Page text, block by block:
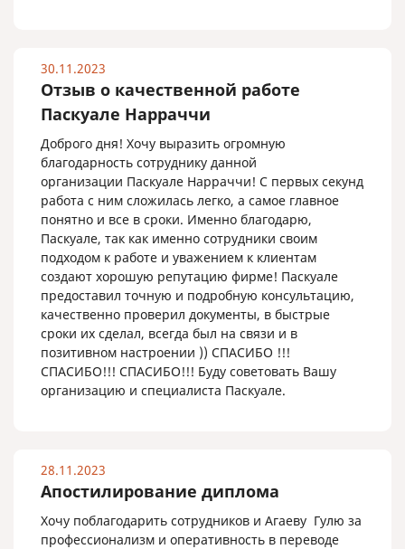
30.11.2023
Отзыв о качественной работе
Паскуале Нарраччи
Доброго дня! Хочу выразить огромную
благодарность сотруднику данной
организации Паскуале Нарраччи! С первых секунд
работа с ним сложилась легко, а самое главное
понятно и все в сроки. Именно благодарю,
Паскуале, так как именно сотрудники своим
подходом к работе и уважением к клиентам
создают хорошую репутацию фирме! Паскуале
предоставил точную и подробную консультацию,
качественно проверил документы, в быстрые
сроки их сделал, всегда был на связи и в
позитивном настроении )) СПАСИБО !!!
СПАСИБО!!! СПАСИБО!!! Буду советовать Вашу
организацию и специалиста Паскуале.
28.11.2023
Апостилирование диплома
Хочу поблагодарить сотрудников и Агаеву Гулю за
профессионализм и оперативность в переводе